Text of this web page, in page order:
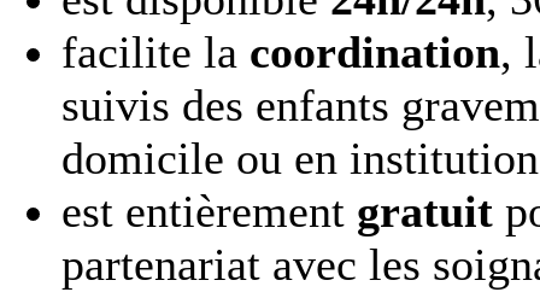
facilite la coordination,
suivis des enfants
domicile ou en institution
est entièrement gratuit
partenariat avec les